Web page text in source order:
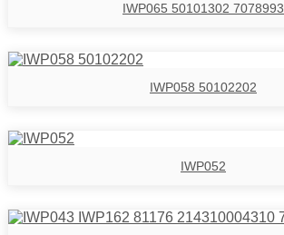
IWP065 50101302 7078993
IWP058 50102202
IWP052